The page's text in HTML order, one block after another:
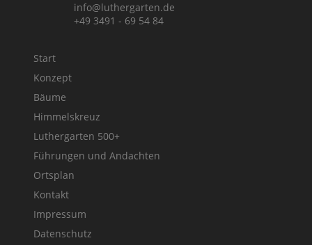
info@luthergarten.de
+49 3491 - 69 54 84
Start
Konzept
Bäume
Himmelskreuz
Luthergarten 500+
Führungen und Andachten
Ortsplan
Kontakt
Impressum
Datenschutz